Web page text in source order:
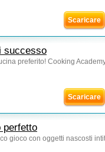
Scaricare
successo
preferito! Cooking
Scaricare
perfetto
gioco con oggetti nascosti